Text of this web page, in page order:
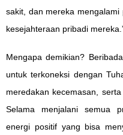
sakit, dan mereka
kesejahteraan pribadi
Mengapa demikian?
untuk terkoneksi dengan
meredakan kecemasan,
Selama menjalani semua
energi positif yang bisa